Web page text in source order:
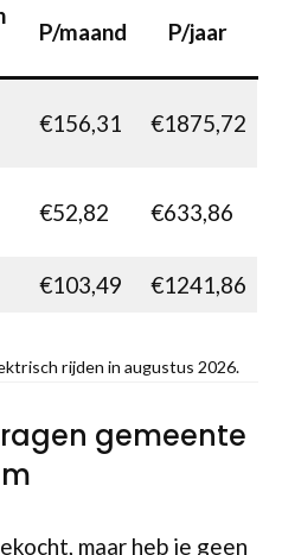
P/maand P/jaar
€156,31 €1875,72
€52,82 €633,86
€103,49 €1241,86
rijden in augustus 2026.
gemeente
maar heb je geen